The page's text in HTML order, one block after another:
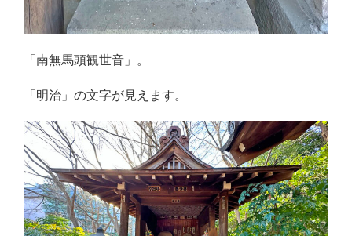
「南無馬頭観世音」。
「明治」の文字が見えます。